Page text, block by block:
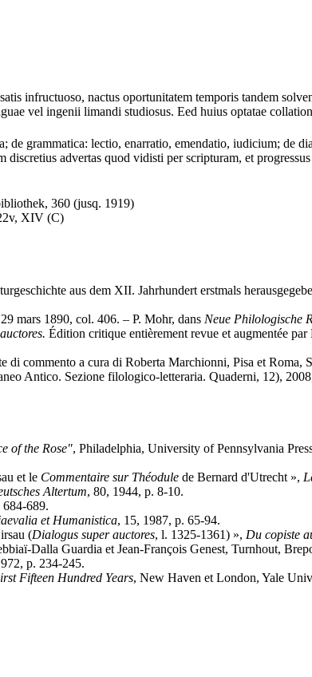
infructuoso, nactus oportunitatem temporis tandem
vel ingenii limandi studiosus. Eed huius optatae
grammatica: lectio, enarratio, emendatio, iudicium; de
advertas quod vidisti per scripturam, et
360 (jusq. 1919)
XIV (C)
aus dem XII. Jahrhundert erstmals
mars 1890, col. 406. – P. Mohr, dans Neue Philologische
Édition critique entièrement revue et augmentée
di commento a cura di Roberta Marchionni, Pisa et
Antico. Sezione filologico-letteraria. Quaderni, 12),
of the Rose", Philadelphia, University of Pennsylvania
et le Commentaire sur Théodule de Bernard d'Utrecht »,
Altertum, 80, 1944, p. 8-10.
684-689.
et Humanistica, 15, 1987, p. 65-94.
(Dialogus super auctores, l. 1325-1361) », Du copiste
Dalla Guardia et Jean-François Genest, Turnhout,
p. 234-245.
Fifteen Hundred Years, New Haven et London, Yale